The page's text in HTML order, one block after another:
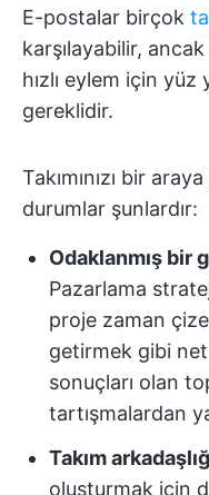
E-postalar birçok
karşılayabilir,
hızlı eylem için
gereklidir.
Takımınızı bir
durumlar şunlardır:
Odaklanmış bir
Pazarlama
proje zaman
getirmek gibi net
sonuçları olan
tartışmalardan
Takım
oluşturmak için